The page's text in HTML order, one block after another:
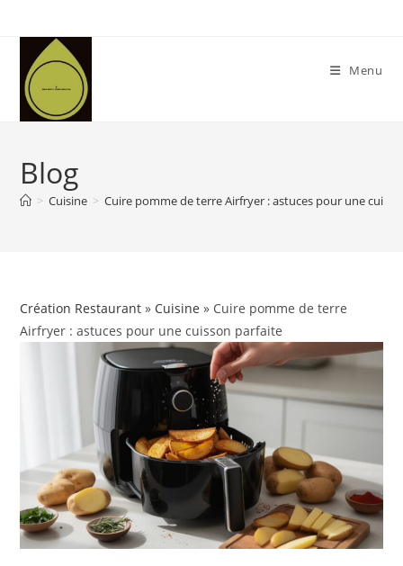
content
Menu
Blog
> Cuisine > Cuire pomme de terre Airfryer : astuces pour une
Création Restaurant » Cuisine » Cuire pomme de terre
Airfryer : astuces pour une cuisson parfaite